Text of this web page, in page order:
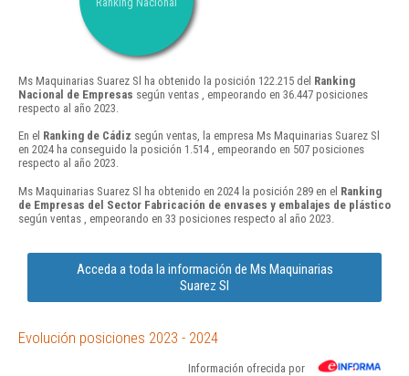
Ms Maquinarias Suarez Sl ha obtenido la posición 122.215 del Ranking
Nacional de Empresas según ventas , empeorando en 36.447 posiciones
respecto al año 2023.
En el Ranking de Cádiz según ventas, la empresa Ms Maquinarias Suarez Sl
en 2024 ha conseguido la posición 1.514 , empeorando en 507 posiciones
respecto al año 2023.
Ms Maquinarias Suarez Sl ha obtenido en 2024 la posición 289 en el Ranking
de Empresas del Sector Fabricación de envases y embalajes de plástico
según ventas , empeorando en 33 posiciones respecto al año 2023.
Acceda a toda la información de Ms Maquinarias
Suarez Sl
Evolución posiciones 2023 - 2024
Información ofrecida por